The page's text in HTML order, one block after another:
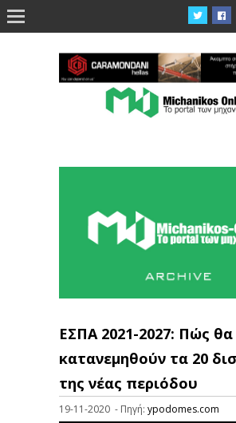
ΕΣΠΑ 2021-2027: Πώς θα
κατανεμηθούν τα 20
της νέας περιόδου
19-11-2020 - Πηγή: ypodomes.com